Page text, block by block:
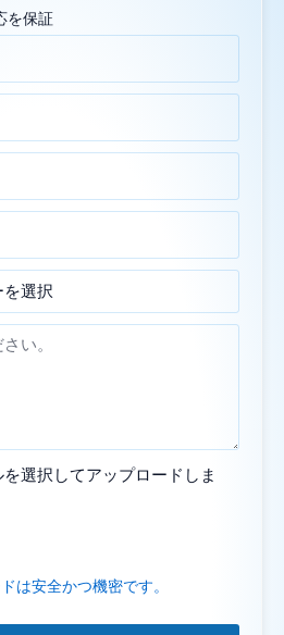
を保証
選択してアップロードしま
は安全かつ機密です。